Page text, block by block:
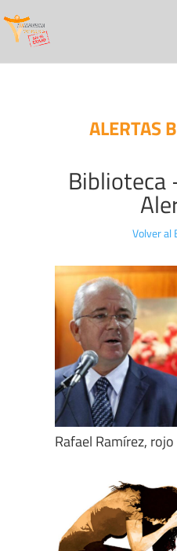
ALERTAS
Biblioteca
Volver al
Rafael Ramírez,